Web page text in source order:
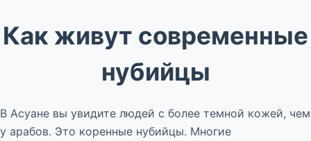
Как живут современные
нубийцы
В Асуане вы увидите людей с более темной кожей, чем
у арабов. Это коренные нубийцы. Многие